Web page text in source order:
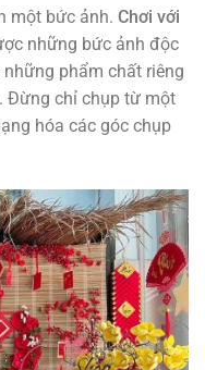
một bức ảnh. Chơi với
những bức ảnh độc
phẩm chất riêng
Đừng chỉ chụp từ một
hóa các góc chụp